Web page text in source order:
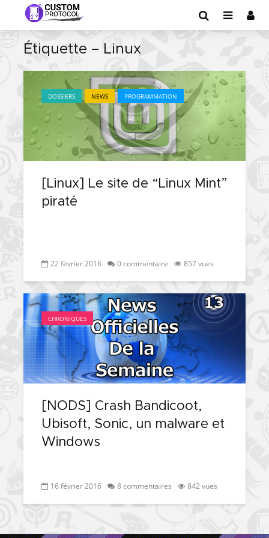
Étiquette – Linux
DOSSIERS NEWS PROGRAMMATION
[Linux] Le site de “Linux Mint”
piraté
22 février 2016 0 commentaire 857 vues
CHRONIQUES
[NODS] Crash Bandicoot,
Ubisoft, Sonic, un malware et
Windows
16 février 2016 8 commentaires 842 vues